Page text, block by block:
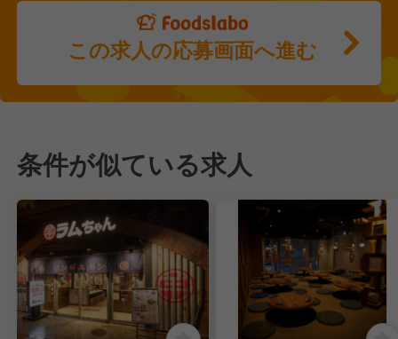
この求人の応募画面へ進む
条件が似ている求人